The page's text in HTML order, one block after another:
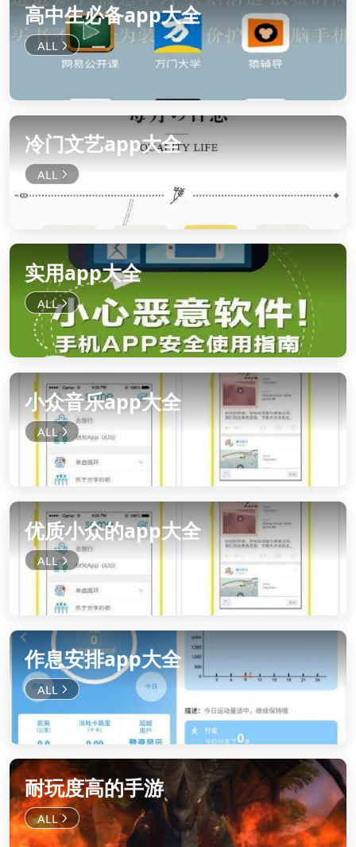
高中生必备app大全
冷门文艺app大全
实用app大全
小众音乐app大全
优质小众的app大全
作息安排app大全
耐玩度高的手游